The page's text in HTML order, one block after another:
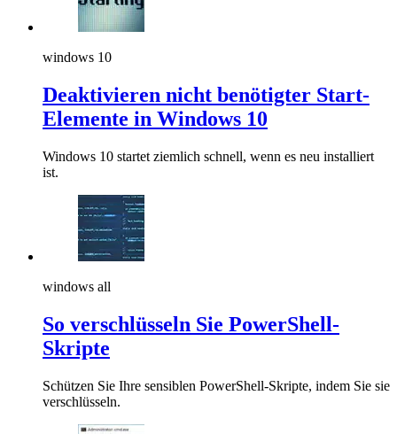
windows 10
Deaktivieren nicht benötigter Start-
Elemente in Windows 10
Windows 10 startet ziemlich schnell, wenn es neu installiert
ist.
windows all
So verschlüsseln Sie PowerShell-
Skripte
Schützen Sie Ihre sensiblen PowerShell-Skripte, indem Sie sie
verschlüsseln.